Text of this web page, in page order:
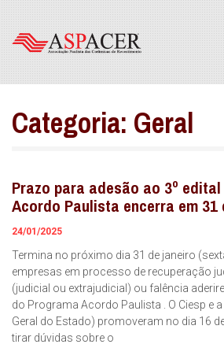
Categoria: Geral
Prazo para adesão ao 3º
Acordo Paulista encerra em 31
24/01/2025
Termina no próximo dia 31 de janeiro
empresas em processo de recuperação
(judicial ou extrajudicial) ou falência
do Programa Acordo Paulista . O Ciesp e
Geral do Estado) promoveram no dia 16
tirar dúvidas sobre o